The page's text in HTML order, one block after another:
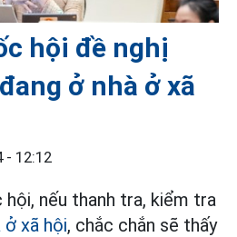
hội đề nghị
ở nhà ở xã
- 12:12
nếu thanh tra, kiểm tra
ở xã hội, chắc chắn sẽ thấy